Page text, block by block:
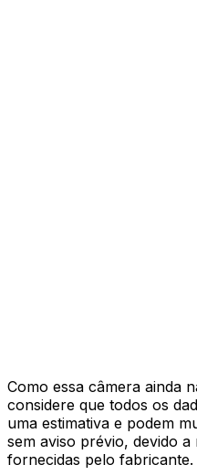
Como essa câmera ainda
considere que todos os
uma estimativa e podem
sem aviso prévio, devido a
fornecidas pelo fabricante.